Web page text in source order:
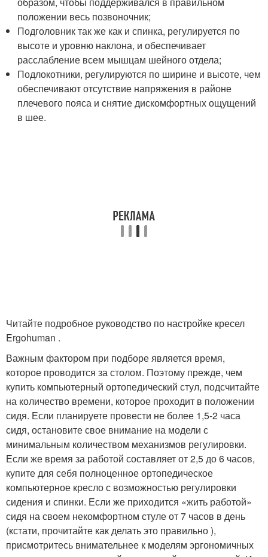
положении весь позвоночник;
Подголовник так же как и спинка, регулируется по
высоте и уровню наклона, и обеспечивает
расслабление всем мышцам шейного отдела;
Подлокотники, регулируются по ширине и высоте, чем
обеспечивают отсутствие напряжения в районе
плечевого пояса и снятие дискомфортных ощущений
в шее.
Читайте подробное руководство по настройке кресел
Ergohuman .
Важным фактором при подборе является время,
которое проводится за столом. Поэтому прежде, чем
купить компьютерный ортопедический стул, подсчитайте
на количество времени, которое проходит в положении
сидя. Если планируете провести не более 1,5-2 часа
сидя, остановите свое внимание на модели с
минимальным количеством механизмов регулировки.
Если же время за работой составляет от 2,5 до 6 часов,
купите для себя полноценное ортопедическое
компьютерное кресло с возможностью регулировки
сидения и спинки. Если же приходится «жить работой»
сидя на своем некомфортном стуле от 7 часов в день
(кстати, прочитайте как делать это правильно ),
присмотритесь внимательнее к моделям эргономичных